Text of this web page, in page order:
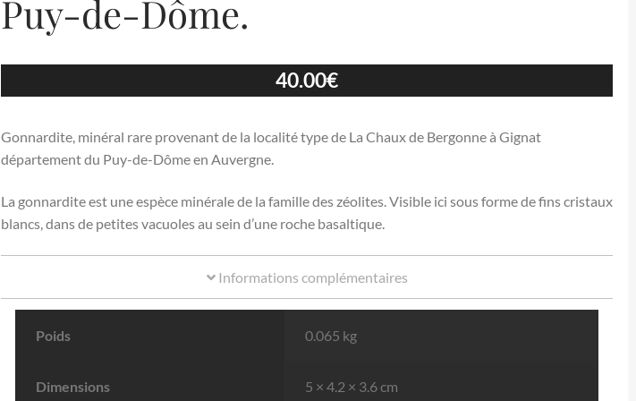
Puy-de-Dôme.
40.00€
Gonnardite, minéral rare provenant de la localité type de La Chaux de Bergonne à Gignat
département du Puy-de-Dôme en Auvergne.
La gonnardite est une espèce minérale de la famille des zéolites. Visible ici sous forme de fins cristaux
blancs, dans de petites vacuoles au sein d’une roche basaltique.
Informations complémentaires
Poids 0.065 kg
Dimensions 5 × 4.2 × 3.6 cm